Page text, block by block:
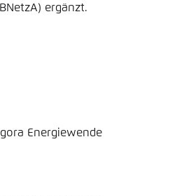
ergänzt.
Energiewende